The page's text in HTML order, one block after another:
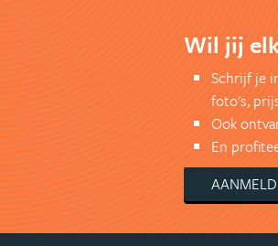
Wil jij
Schrijf je
foto's,
Ook
En